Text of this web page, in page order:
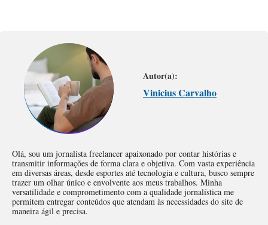
Autor(a):
Vinicius Carvalho
Olá, sou um jornalista freelancer apaixonado por contar histórias e
transmitir informações de forma clara e objetiva. Com vasta experiência
em diversas áreas, desde esportes até tecnologia e cultura, busco sempre
trazer um olhar único e envolvente aos meus trabalhos. Minha
versatilidade e comprometimento com a qualidade jornalística me
permitem entregar conteúdos que atendam às necessidades do site de
maneira ágil e precisa.